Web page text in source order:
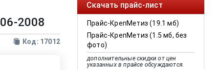
Скачать прайс-лист
Прайс-КрепМетиз (19.1 мб)
Прайс-КрепМетиз (1.5 мб, без
фото)
дополнительные скидки от цен
указанных в прайсе обсуждаются.
2008
Код: 17012